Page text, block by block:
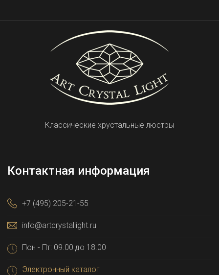
Классические хрустальные люстры
Контактная информация
+7 (495) 205-21-55
info@artcrystallight.ru
Пон - Пт: 09.00 до 18.00
Электронный каталог